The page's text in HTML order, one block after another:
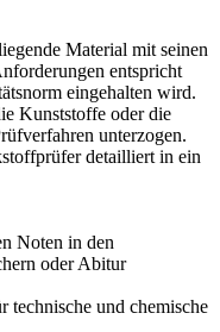
Material mit seinen
entspricht
eingehalten wird.
Kunststoffe oder die
unterzogen.
detailliert in ein
Noten in den
oder Abitur
technische und chemische